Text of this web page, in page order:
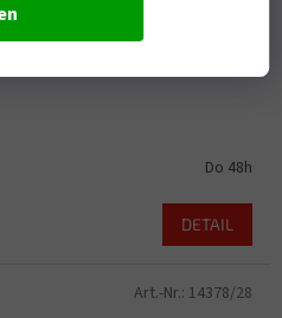
Do 48h
DETAIL
Art.-Nr.: 14378/28